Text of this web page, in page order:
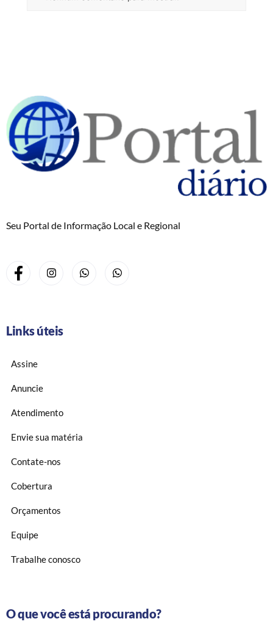
Seu Portal de Informação Local e Regional
Links úteis
Assine
Anuncie
Atendimento
Envie sua matéria
Contate-nos
Cobertura
Orçamentos
Equipe
Trabalhe conosco
O que você está procurando?